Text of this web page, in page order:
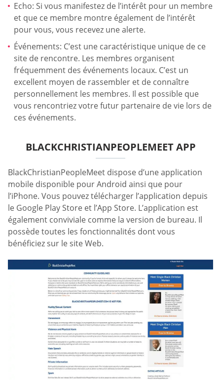
Echo: Si vous manifestez de l’intérêt pour un membre
et que ce membre montre également de l’intérêt
pour vous, vous recevez une alerte.
Événements: C’est une caractéristique unique de ce
site de rencontre. Les membres organisent
fréquemment des événements locaux. C’est un
excellent moyen de rassembler et de connaître
personnellement les membres. Il est possible que
vous rencontriez votre futur partenaire de vie lors de
ces événements.
BLACKCHRISTIANPEOPLEMEET APP
BlackChristianPeopleMeet dispose d’une application
mobile disponible pour Android ainsi que pour
l’iPhone. Vous pouvez télécharger l’application depuis
le Google Play Store et l’App Store. L’application est
également conviviale comme la version de bureau. Il
possède toutes les fonctionnalités dont vous
bénéficiez sur le site Web.